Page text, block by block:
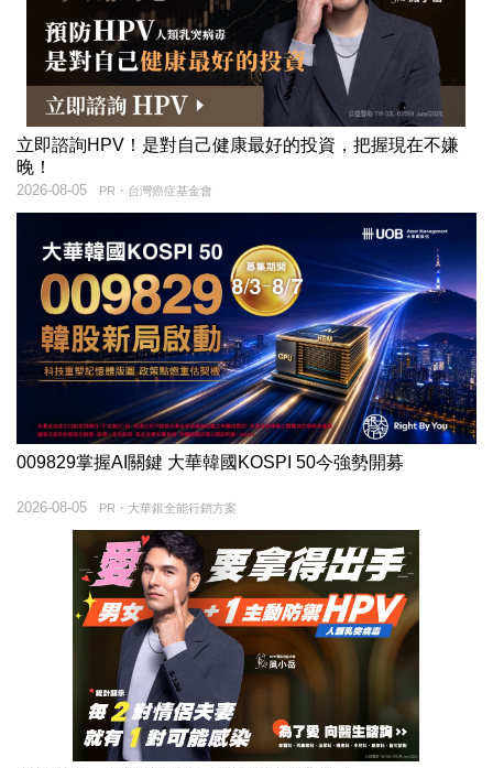
立即諮詢HPV！是對自己健康最好的投資，把握現在不嫌
晚！
PR・台灣癌症基金會
2026-08-05
009829掌握AI關鍵 大華韓國KOSPI 50今強勢開募
PR・大華銀全能行銷方案
2026-08-05